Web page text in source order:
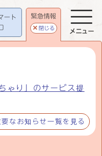
ート
緊急情報
閉じる
ゃり」のサービス提
要なお知らせ一覧を見る
メニュー